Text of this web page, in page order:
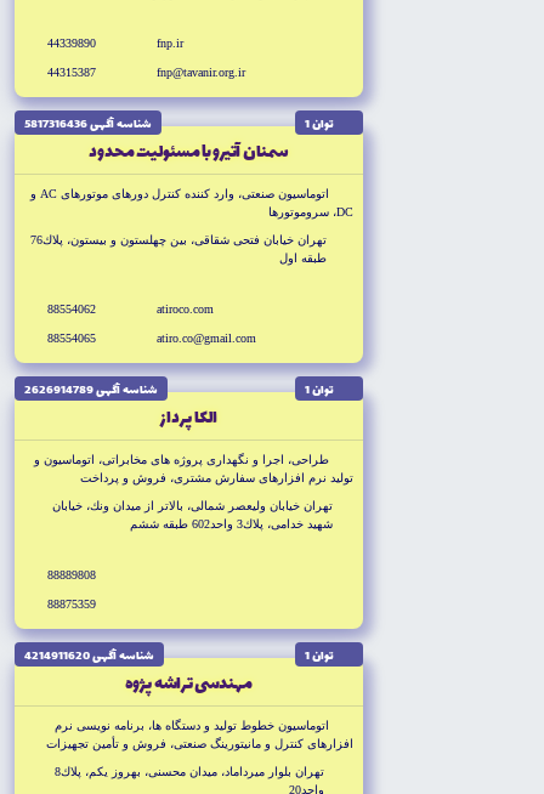
fnp.ir
fnp@tavanir.org.ir
44339890
44315387
توان 1 شناسه آگهى 5817316436
سمنان آتيرو با مسئوليت محدود
اتوماسيون صنعتى، وارد كننده کنترل دورهاى موتورهاى AC و
DC، سروموتورها
تهران خيابان فتحى شقاقى، بين چهلستون و بيستون، پلاك76
طبقه اول
atiroco.com
atiro.co@gmail.com
88554062
88554065
توان 1 شناسه آگهى 2626914789
الكا پرداز
طراحى، اجرا و نگهدارى پروژه هاى مخابراتى، اتوماسيون و
توليد نرم افزارهاى سفارش مشترى، فروش و پرداخت
تهران خيابان وليعصر شمالى، بالاتر از ميدان ونك، خيابان
شهيد خدامى، پلاك3 واحد602 طبقه ششم
88889808
88875359
توان 1 شناسه آگهى 4214911620
مهندسى تراشه پژوه
اتوماسيون خطوط توليد و دستگاه ها، برنامه نويسى نرم
افزارهاى كنترل و مانيتورينگ صنعتى، فروش و تأمين تجهيزات
تهران بلوار ميرداماد، ميدان محسنى، بهروز يكم، پلاك8
واحد20